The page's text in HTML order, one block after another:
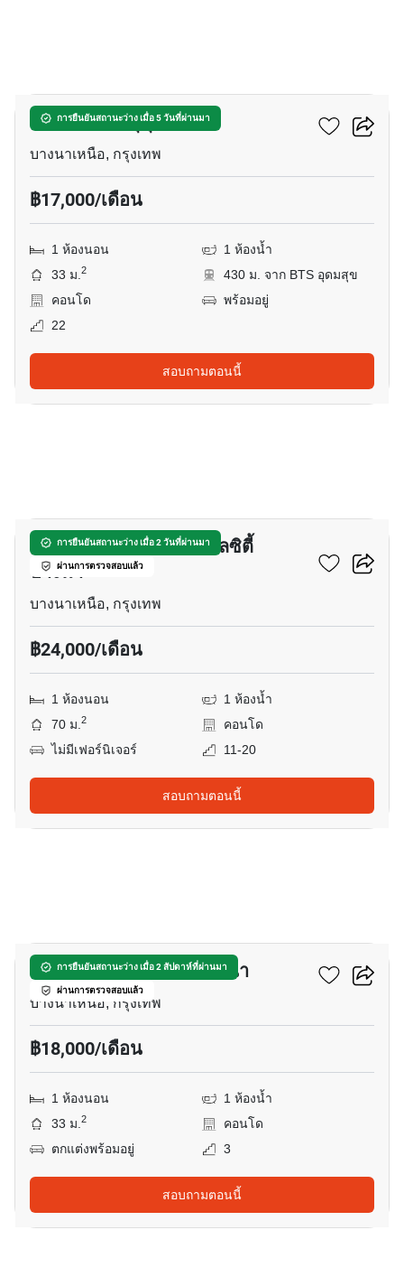
การยืนยันสถานะว่าง เมื่อ 5 วันที่ผ่านมา
เซ็นทริค ซีน สุขุมวิท 64
บางนาเหนือ, กรุงเทพ
฿17,000/เดือน
1 ห้องนอน
1 ห้องน้ำ
33 ม.2
430 ม. จาก BTS อุดมสุข
คอนโด
พร้อมอยู่
22
สอบถามตอนนี้
การยืนยันสถานะว่าง เมื่อ 2 วันที่ผ่านมา
ผ่านการตรวจสอบแล้ว
เอ็นเอส ทาวเวอร์ เซ็นทรัลซิตี้
บางนา
บางนาเหนือ, กรุงเทพ
฿24,000/เดือน
1 ห้องนอน
1 ห้องน้ำ
70 ม.2
คอนโด
ไม่มีเฟอร์นิเจอร์
11-20
สอบถามตอนนี้
การยืนยันสถานะว่าง เมื่อ 2 สัปดาห์ที่ผ่านมา
ผ่านการตรวจสอบแล้ว
แอทโมซ ทรอปิคานา บางนา
บางนาเหนือ, กรุงเทพ
฿18,000/เดือน
1 ห้องนอน
1 ห้องน้ำ
33 ม.2
คอนโด
ตกแต่งพร้อมอยู่
3
สอบถามตอนนี้